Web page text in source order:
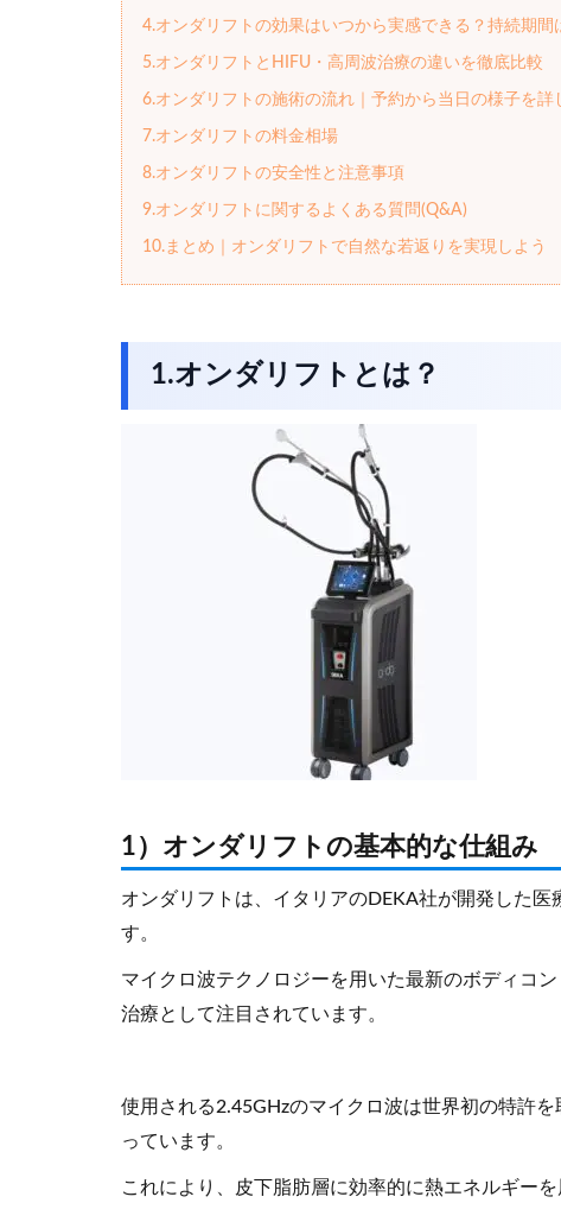
4.オンダリフトの効果はいつから実感できる？持続期間
5.オンダリフトとHIFU・高周波治療の違いを徹底比較
6.オンダリフトの施術の流れ｜予約から当日の様子を詳
7.オンダリフトの料金相場
8.オンダリフトの安全性と注意事項
9.オンダリフトに関するよくある質問(Q&A)
10.まとめ｜オンダリフトで自然な若返りを実現しよう
1.オンダリフトとは？
1）オンダリフトの基本的な仕組み
オンダリフトは、イタリアのDEKA社が開発した
す。
マイクロ波テクノロジーを用いた最新のボディコ
治療として注目されています。
使用される2.45GHzのマイクロ波は世界初の特許
っています。
これにより、皮下脂肪層に効率的に熱エネルギーを